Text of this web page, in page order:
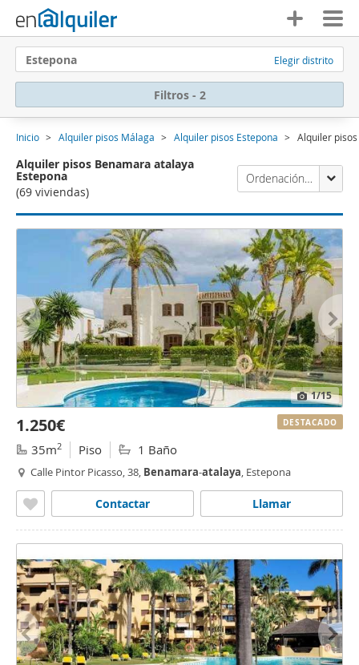
Estepona Elegir distrito
Filtros - 2
Inicio Alquiler pisos Málaga Alquiler pisos Estepona Alquiler
Alquiler pisos Benamara atalaya
Estepona
(69 viviendas)
Ordenación Enalquiler
1/15
1.250€
35m2 Piso 1 Baño
Calle Pintor Picasso, 38, Benamara-atalaya, Estepona
Llamar
Contactar
DESTACADO